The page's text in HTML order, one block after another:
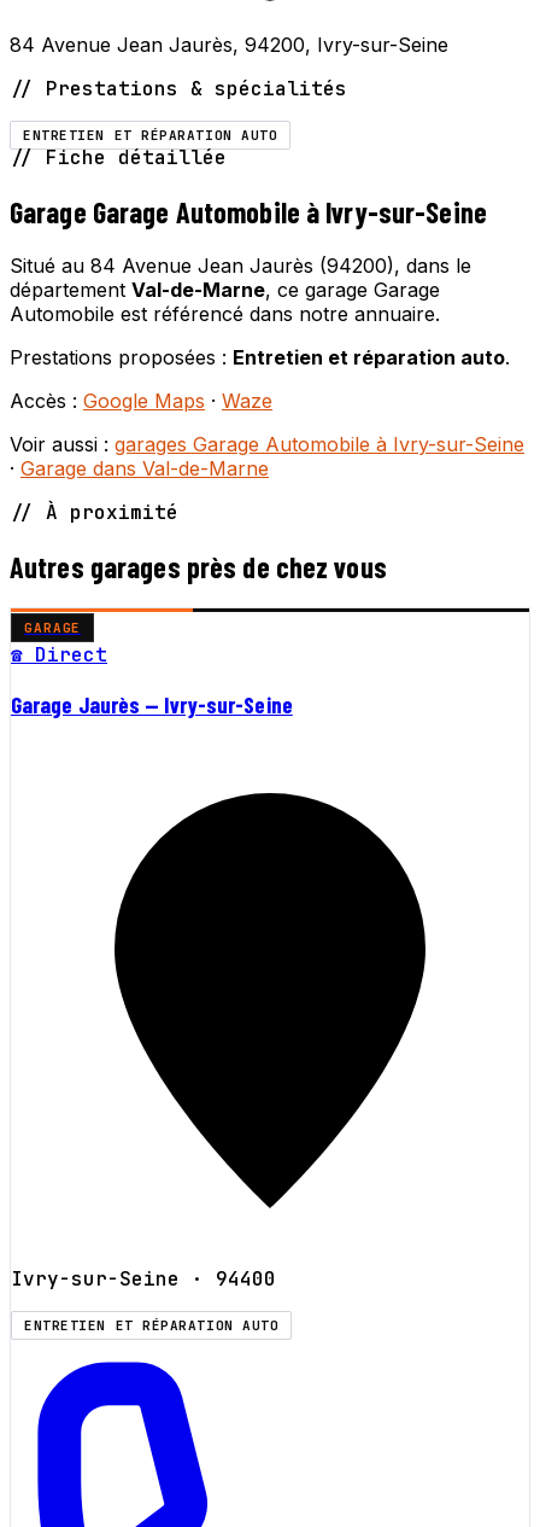
84 Avenue Jean Jaurès, 94200, Ivry-sur-Seine
// Prestations & spécialités
ENTRETIEN ET RÉPARATION AUTO
// Fiche détaillée
Garage Garage Automobile à Ivry-sur-Seine
Situé au 84 Avenue Jean Jaurès (94200), dans le
département Val-de-Marne, ce garage Garage
Automobile est référencé dans notre annuaire.
Prestations proposées : Entretien et réparation auto.
Accès : Google Maps · Waze
Voir aussi : garages Garage Automobile à Ivry-sur-Seine
· Garage dans Val-de-Marne
// À proximité
Autres garages près de chez vous
GARAGE
☎ Direct
Garage Jaurès — Ivry-sur-Seine
Ivry-sur-Seine · 94400
ENTRETIEN ET RÉPARATION AUTO